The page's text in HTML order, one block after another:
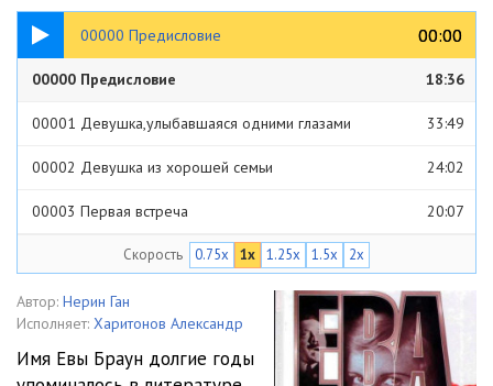
00000 Предисловие 00:00
00:00
18:36
00000 Предисловие 18:36
00001 Девушка,улыбавшаяся одними глазами 33:49
00002 Девушка из хорошей семьи 24:02
00003 Первая встреча 20:07
00004 ''.... для любви я содержу девушку в Мюнхене
00005 Гитлер и женщины 20:04
15:15
Скорость 0.75x 1x 1.25x 1.5x 2x
Автор: Нерин Ган
Исполняет: Харитонов Александр
Имя Евы Браун долгие годы